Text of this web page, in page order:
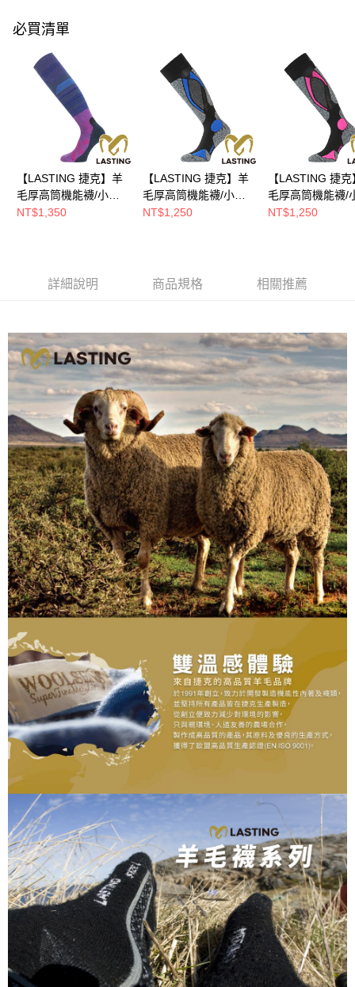
1.分期款項不併入電信帳單，「大哥付你分期」於每月結算日後寄送繳費提
醒簡訊。
2.透過簡訊連結打開帳單後，可選擇「超商條碼／台灣大直營門市／銀行轉
帳／街口支付／iPASS MONEY」等通路繳費。
【注意事項】
1.本服務係由「台灣大哥大股份有限公司」（以下簡稱本公司）所提供，讓
用戶於交易時，得透過本服務購買商品或服務，並由商店將買賣／分期付款
買賣價金債權讓與本公司後，依約使用本公司帳單繳交帳款。
2.基於同意付款使用「大哥付你分期」之契約關係目的，商店將以您的個人
資料（包含姓名、電話或地址）提供予台灣大哥大進項蒐集、處理及利用，
由本公司與您本人進行分期帳單所需資料之確認、核對及更正。
3.完整用戶服務條款，請詳閱以下連結：https://oppay.tw/userRule
付款後全家取貨
每筆NT$80，滿NT$790(含以上)免運費
萊爾富取貨付款
每筆NT$80，滿NT$790(含以上)免運費
付款後萊爾富取貨
每筆NT$80，滿NT$790(含以上)免運費
7-11取貨付款
每筆NT$80，滿NT$790(含以上)免運費
新竹貨運
澎湖金門
每筆NT$200
付款後門市自取
每筆NT$80，滿NT$790(含以上)免運費
宅配貨到付款
每筆NT$130，滿NT$2,000(含以上)免運費
必買清單
【LASTING 捷克】羊
毛厚高筒機能襪/小腿
襪/滑雪襪/膝下襪(LT-
NT$1,350
【LASTING 捷克】羊
毛厚高筒機能襪/小腿
襪/滑雪襪/膝下襪(LT-
NT$1,250
【LASTING 捷
毛厚高筒機能襪/
襪/滑雪襪/膝下襪
NT$1,250
詳細說明 商品規格 相關推薦